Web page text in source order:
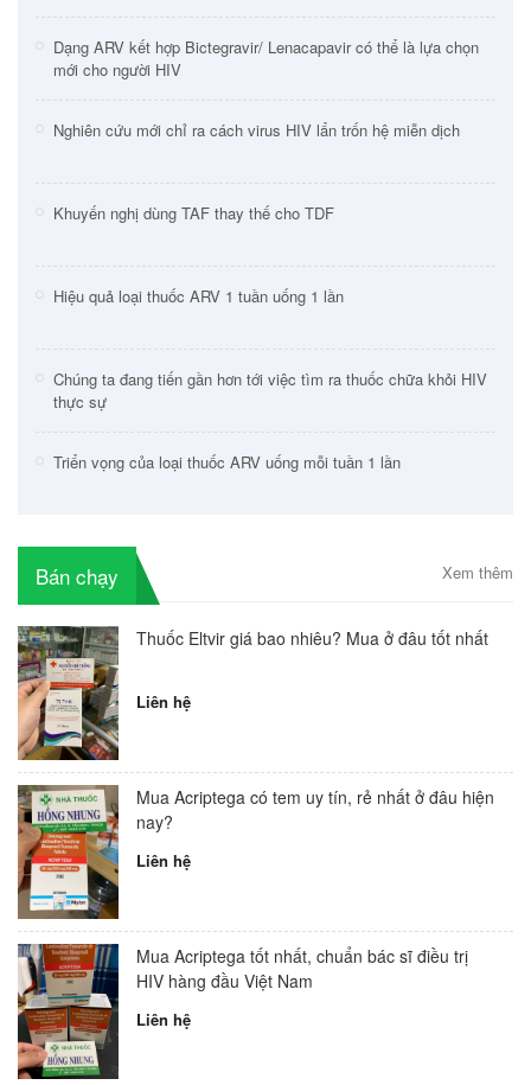
Dạng ARV kết hợp Bictegravir/ Lenacapavir có thể là lựa chọn
mới cho người HIV
Nghiên cứu mới chỉ ra cách virus HIV lẩn trốn hệ miễn dịch
Khuyến nghị dùng TAF thay thế cho TDF
Hiệu quả loại thuốc ARV 1 tuần uống 1 lần
Chúng ta đang tiến gần hơn tới việc tìm ra thuốc chữa khỏi HIV
thực sự
Triển vọng của loại thuốc ARV uống mỗi tuần 1 lần
Bán chạy Xem thêm
Thuốc Eltvir giá bao nhiêu? Mua ở đâu tốt nhất
Liên hệ
Mua Acriptega có tem uy tín, rẻ nhất ở đâu hiện
nay?
Liên hệ
Mua Acriptega tốt nhất, chuẩn bác sĩ điều trị
HIV hàng đầu Việt Nam
Liên hệ